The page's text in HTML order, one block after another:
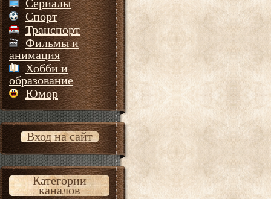
Сериалы
Спорт
Транспорт
Фильмы и
анимация
Хобби и
образование
Юмор
Вход на сайт
Категории
каналов